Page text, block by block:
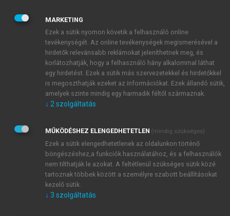
JELSZÓ
JELSZÓ ÚJRA
Kérek értesítést a MeRSZ újdonságairól, akcióiról.
Kérek értesítést az Akadémiai Kiadó Zrt. újdonságairól,
Adatkezelési tájékoztatóbanfoglaltakat tudomásul
veszem és elfogadom.
Általános vásárlási feltételeket, valamint a szotar.netés a
mersz.huoldalak licencszerződéseiben foglaltakat
tudomásul veszem és elfogadom.
KIPRÓBÁLOM
MARKETING
Ezek a sütik nyomon követik a felhasználó online
tevékenységét. Az online tevékenységek megismerésével a
hirdetők relevánsabb reklámokat jeleníthetnek meg, és
korlátozhatják, hogy a felhasználó hány alkalommal láthat
egy hirdetést. Ezek a sütik más szervezetekkel és hirdetőkkel
is megoszthatják ezeket az információkat. Ezek állandó sütik,
amelyek szinte mindig egy harmadik féltől származnak.
↓ 2 szolgáltatás
MŰKÖDÉSHEZ ELENGEDHETETLEN (mindig szükséges)
Ezek a sütik elengedhetetlenek az oldalunkon történő
böngészéshez,a funkciók használatához, és a felhasználók
nem tilthatják le azokat. A feltétlenül szükséges sütik közé
tartoznak többek között a személyre szabott beállításokat
kezelő sütik.
↓ 3 szolgáltatás